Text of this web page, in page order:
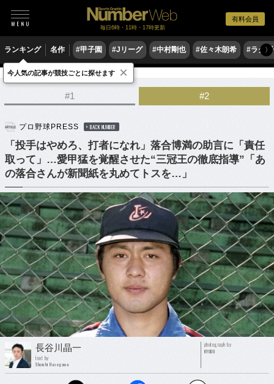
有料会員
毎日6時・11時・17時更新
ランキング 名作 #甲子園 #Jリーグ #中村剛也 #佐々木朗希 #ラグ〉
野球 プロ野球
#1 #2
プロ野球PRESS BACK NUMBER
「投手はやめろ、打者になれ」落合博満の助言に「責任
取って」…愛甲猛を覚醒させた“三冠王の徹底指導”「あ
の落合さんが新聞紙を丸めてトスを…」
長谷川晶一
text by
Shoichi Hasegawa
photograph by
KYODO
今人気の記事が競技ごとに探せます ×